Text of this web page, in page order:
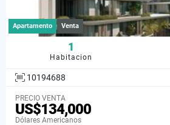
Apartamento Venta
1
Habitacion
10194688
PRECIO VENTA
US$134,000
Dólares Americanos